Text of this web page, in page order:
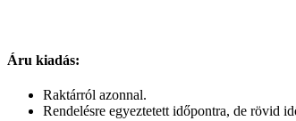
Áru kiadás:
Raktárról azonnal.
Rendelésre egyeztetett időpontra, de rövid